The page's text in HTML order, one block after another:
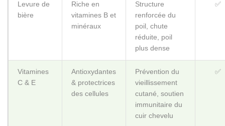
Levure de
bière
Riche en
vitamines B et
minéraux
Structure
renforcée du
poil, chute
réduite, poil
plus dense
✅
Vitamines
C & E ️
Antioxydantes
& protectrices
des cellules
Prévention du
vieillissement
cutané, soutien
immunitaire du
cuir chevelu
✅